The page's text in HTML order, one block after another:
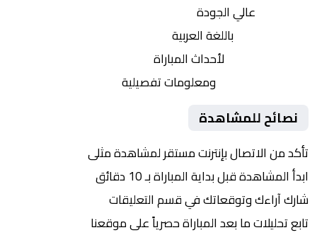
عالي الجودة
باللغة العربية
لأحداث المباراة
ومعلومات تفصيلية
نصائح للمشاهدة
تأكد من الاتصال بإنترنت مستقر لمشاهدة مثلى
ابدأ المشاهدة قبل بداية المباراة بـ 10 دقائق
شارك آراءك وتوقعاتك في قسم التعليقات
تابع تحليلات ما بعد المباراة حصرياً على موقعنا